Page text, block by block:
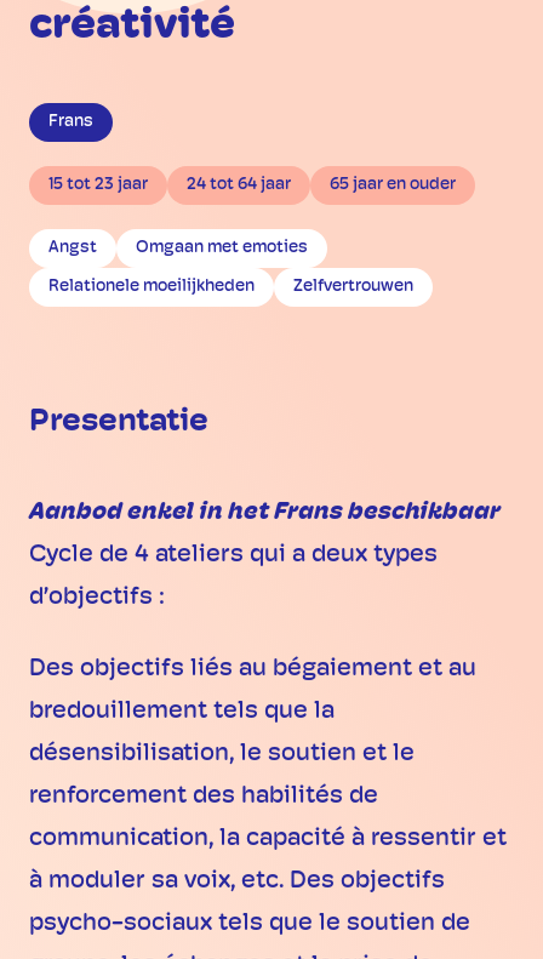
créativité
Frans
15 tot 23 jaar 24 tot 64 jaar 65 jaar en ouder
Angst Omgaan met emoties
Relationele moeilijkheden Zelfvertrouwen
Presentatie
Aanbod enkel in het Frans beschikbaar
Cycle de 4 ateliers qui a deux types
d’objectifs :
Des objectifs liés au bégaiement et au
bredouillement tels que la
désensibilisation, le soutien et le
renforcement des habilités de
communication, la capacité à ressentir et
à moduler sa voix, etc. Des objectifs
psycho-sociaux tels que le soutien de